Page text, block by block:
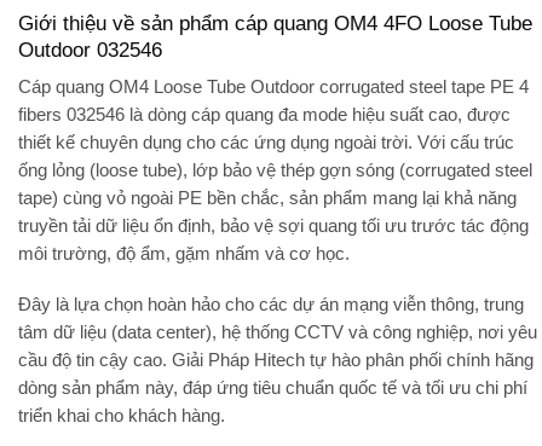
Giới thiệu về sản phẩm cáp quang OM4 4FO Loose Tube
Outdoor 032546
Cáp quang OM4 Loose Tube Outdoor corrugated steel tape PE 4
fibers 032546 là dòng cáp quang đa mode hiệu suất cao, được
thiết kế chuyên dụng cho các ứng dụng ngoài trời. Với cấu trúc
ống lỏng (loose tube), lớp bảo vệ thép gợn sóng (corrugated steel
tape) cùng vỏ ngoài PE bền chắc, sản phẩm mang lại khả năng
truyền tải dữ liệu ổn định, bảo vệ sợi quang tối ưu trước tác động
môi trường, độ ẩm, gặm nhấm và cơ học.
Đây là lựa chọn hoàn hảo cho các dự án mạng viễn thông, trung
tâm dữ liệu (data center), hệ thống CCTV và công nghiệp, nơi yêu
cầu độ tin cậy cao. Giải Pháp Hitech tự hào phân phối chính hãng
dòng sản phẩm này, đáp ứng tiêu chuẩn quốc tế và tối ưu chi phí
triển khai cho khách hàng.